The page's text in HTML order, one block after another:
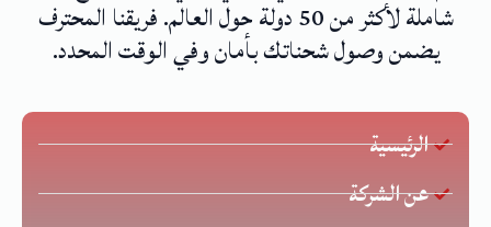
شاملة لأكثر من 50 دولة حول العالم. فريقنا المحترف
يضمن وصول شحناتك بأمان وفي الوقت المحدد.
الرئيسية
عن الشركة